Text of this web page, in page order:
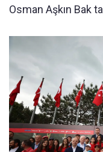
Osman Aşkın Bak